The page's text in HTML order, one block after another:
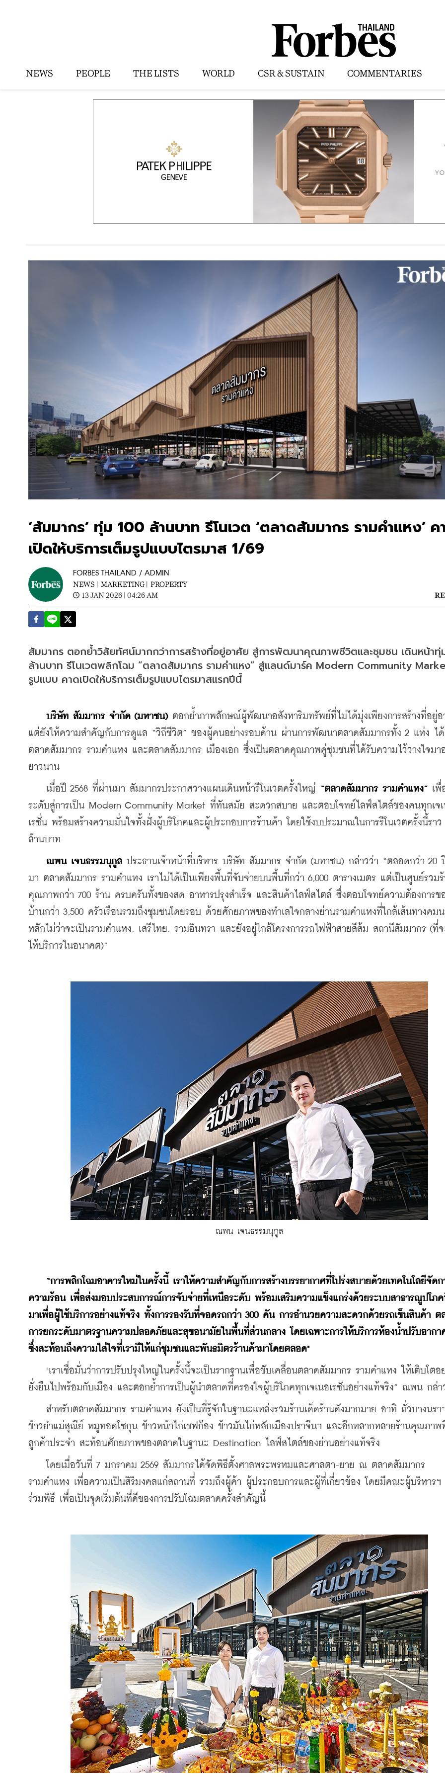
NEWS PEOPLE THE LISTS WORLD CSR & SUSTAIN COMMENTARIES
‘สัมมากร’ ทุ่ม 100 ล้านบาท รีโนเวต ‘ตลาดสัมมากร รามคำแหง’ ค
เปิดให้บริการเต็มรูปแบบไตรมาส 1/69
FORBES THAILAND / ADMIN
NEWS | MARKETING | PROPERTY
13 JAN 2026 | 04:26 AM
สัมมากร ตอกย้ำวิสัยทัศน์มากกว่าการสร้างที่อยู่อาศัย สู่การพัฒนาคุณภาพชีวิตและชุมชน เดินหน้าทุ่
ล้านบาท รีโนเวตพลิกโฉม “ตลาดสัมมากร รามคำแหง” สู่แลนด์มาร์ค Modern Community
รูปแบบ คาดเปิดให้บริการเต็มรูปแบบไตรมาสแรกปีนี้
บริษัท สัมมากร จำกัด (มหาชน) ตอกย้ำภาพลักษณ์ผู้พัฒนาอสังหาริมทรัพย์ที่ไม่ได้มุ่งเพียงการสร้างที่อยู่อ
แต่ยังให้ความสำคัญกับการดูแล “วิถีชีวิต” ของผู้คนอย่างรอบด้าน ผ่านการพัฒนาตลาดสัมมากรทั้ง 2 แห่ง ไ
ตลาดสัมมากร รามคำแหง และตลาดสัมมากร เมืองเอก ซึ่งเป็นตลาดคุณภาพคู่ชุมชนที่ได้รับความไว้วางใจมา
ยาวนาน
เมื่อปี 2568 ที่ผ่านมา สัมมากรประกาศวางแผนเดินหน้ารีโนเวตครั้งใหญ่ “ตลาดสัมมากร รามคำแหง” เพื่
ระดับสู่การเป็น Modern Community Market ที่ทันสมัย สะดวกสบาย และตอบโจทย์ไลฟ์สไตล์ของคนทุกเจ
เรชั่น พร้อมสร้างความมั่นใจทั้งฝั่งผู้บริโภคและผู้ประกอบการร้านค้า โดยใช้งบประมาณในการรีโนเวตครั้งนี้ราว
ล้านบาท
ณพน เจนธรรมนุกูล ประธานเจ้าหน้าที่บริหาร บริษัท สัมมากร จำกัด (มหาชน) กล่าวว่า “ตลอดกว่า 20
มา ตลาดสัมมากร รามคำแหง เราไม่ได้เป็นเพียงพื้นที่จับจ่ายบนพื้นที่กว่า 6,000 ตารางเมตร แต่เป็นศูนย์รวม
คุณภาพกว่า 700 ร้าน ครบครันทั้งของสด อาหารปรุงสำเร็จ และสินค้าไลฟ์สไตล์ ซึ่งตอบโจทย์ความต้องการข
บ้านกว่า 3,500 ครัวเรือนรวมถึงชุมชนโดยรอบ ด้วยศักยภาพของทำเลใจกลางย่านรามคำแหงที่ใกล้เส้นทางคม
หลักไม่ว่าจะเป็นรามคำแหง, เสรีไทย, รามอินทรา และยังอยู่ใกล้โครงการรถไฟฟ้าสายสีส้ม สถานีสัมมากร (ที่จ
ให้บริการในอนาคต)”
ณพน เจนธรรมนุกูล
“การพลิกโฉมอาคารใหม่ในครั้งนี้ เราให้ความสำคัญกับการสร้างบรรยากาศที่โปร่งสบายด้วยเทคโนโลยีจัดก
ความร้อน เพื่อส่งมอบประสบการณ์การจับจ่ายที่เหนือระดับ พร้อมเสริมความแข็งแกร่งด้วยระบบสาธารณูปโภ
มาเพื่อผู้ใช้บริการอย่างแท้จริง ทั้งการรองรับที่จอดรถกว่า 300 คัน การอำนวยความสะดวกด้วยรถเข็นสินค้า ต
การยกระดับมาตรฐานความปลอดภัยและสุขอนามัยในพื้นที่ส่วนกลาง โดยเฉพาะการให้บริการห้องน้ำปรับอากา
ซึ่งสะท้อนถึงความใส่ใจที่เรามีให้แก่ชุมชนและพันธมิตรร้านค้ามาโดยตลอด"
"เราเชื่อมั่นว่าการปรับปรุงใหญ่ในครั้งนี้จะเป็นรากฐานเพื่อขับเคลื่อนตลาดสัมมากร รามคำแหง ให้เติบโตอ
ยั่งยืนไปพร้อมกับเมือง และตอกย้ำการเป็นผู้นำตลาดที่ครองใจผู้บริโภคทุกเจเนอเรชันอย่างแท้จริง” ณพน กล่า
สำหรับตลาดสัมมากร รามคำแหง ยังเป็นที่รู้จักในฐานะแหล่งรวมร้านเด็ดร้านดังมากมาย อาทิ ถั่วบางนรา
ข้าวยำแม่สุณีย์ หมูทอดโชกุน ข้าวหน้าไก่เชฟก๊อง ข้าวมันไก่หลักเมืองปราจีนฯ และอีกหลากหลายร้านคุณภาพ
ลูกค้าประจำ สะท้อนศักยภาพของตลาดในฐานะ Destination ไลฟ์สไตล์ของย่านอย่างแท้จริง
โดยเมื่อวันที่ 7 มกราคม 2569 สัมมากรได้จัดพิธีตั้งศาลพระพรหมและศาลตา-ยาย ณ ตลาดสัมมากร
รามคำแหง เพื่อความเป็นสิริมงคลแก่สถานที่ รวมถึงผู้ค้า ผู้ประกอบการและผู้ที่เกี่ยวข้อง โดยมีคณะผู้บริหารฯ
ร่วมพิธี เพื่อเป็นจุดเริ่มต้นที่ดีของการปรับโฉมตลาดครั้งสำคัญนี้